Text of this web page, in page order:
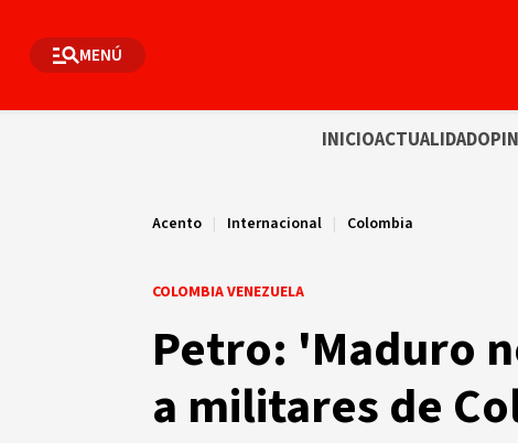
MENÚ
INICIOACTUALIDAD
Acento | Internacional | Colombia
COLOMBIA VENEZUELA
Petro: 'Maduro
a militares de